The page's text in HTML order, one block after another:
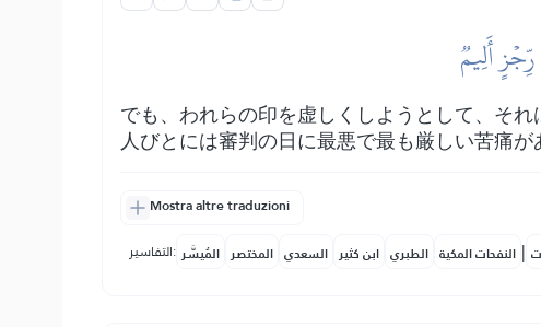
أَلِيمٞ
でも、われらの印を虚しくしようとして、そ
人びとには審判の日に最悪で最も厳しい苦痛が
Mostra altre traduzioni
التفاسير: المُيسَّر المختصر السعدي ابن كثير الطبري النفحات المكية |